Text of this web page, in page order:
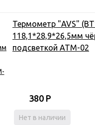
Термометр "AVS"
118,1*28,9*26,5мм
подсветкой ATM-02
380 Р
Нет в наличии